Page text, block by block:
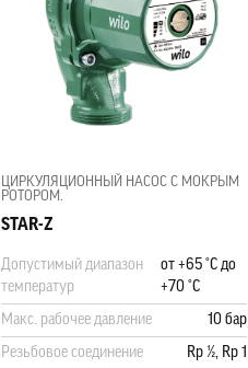
ЦИРКУЛЯЦИОННЫЙ НАСОС С МОКРЫМ
РОТОРОМ.
STAR-Z
Допустимый диапазон
температур
от +65 °C до
+70 °C
Макс. рабочее давление
10 бар
Резьбовое соединение
Rp ½, Rp 1